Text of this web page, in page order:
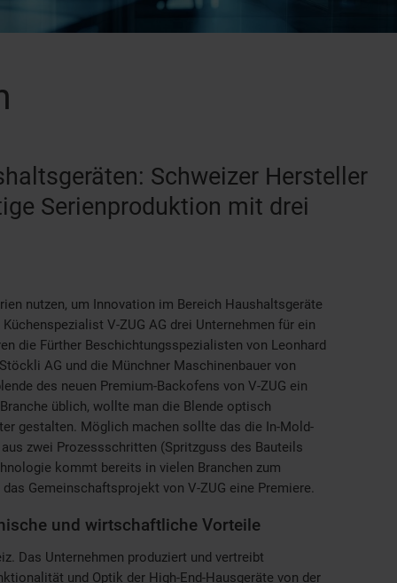
Schweizer Hersteller
Serienproduktion mit drei
nutzen, um Innovation im Bereich Haushaltsgeräte
V-ZUG AG drei Unternehmen für ein
die Fürther Beschichtungsspezialisten von Leonhard
AG und die Münchner Maschinenbauer von
des neuen Premium-Backofens von V-ZUG ein
üblich, wollte man die Blende optisch
gestalten. Möglich machen sollte das die In-Mold-
zwei Prozessschritten (Spritzguss des Bauteils
kommt bereits in vielen Branchen zum
Gemeinschaftsprojekt von V-ZUG eine Premiere.
und wirtschaftliche Vorteile
Das Unternehmen produziert und vertreibt
und Optik der High-End-Hausgeräte von der